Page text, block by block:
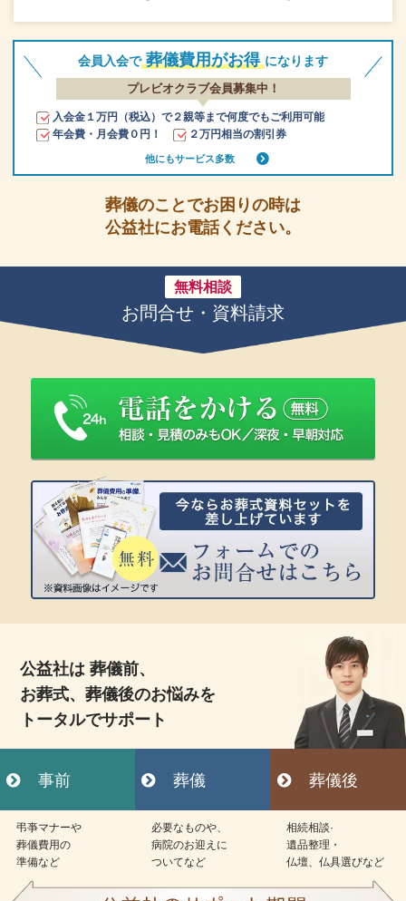
会員入会で 葬儀費用がお得 になります
プレビオクラブ会員募集中！
入会金１万円（税込）で２親等まで何度でもご利用可能
年会費・月会費０円！
２万円相当の割引券
他にもサービス多数
葬儀のことでお困りの時は
公益社にお電話ください。
無料相談
お問合せ・資料請求
公益社は 葬儀前、
お葬式、葬儀後のお悩みを
トータルでサポート
事前 葬儀 葬儀後
弔亊マナーや
葬儀費用の
準備など
必要なものや、
病院のお迎えに
ついてなど
相続相談·
遺品整理・
仏壇、仏具選びなど